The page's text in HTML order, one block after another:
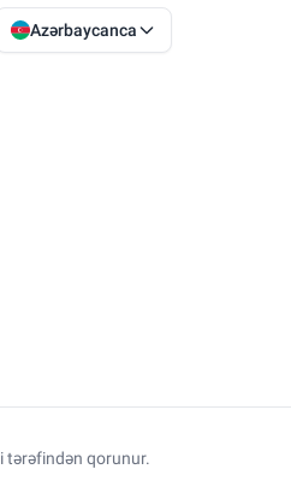
Azərbaycanca
tərəfindən qorunur.